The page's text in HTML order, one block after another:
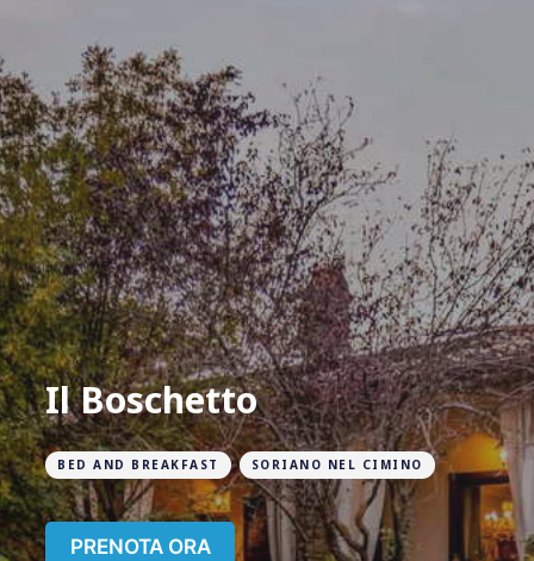
Il Boschetto
BED AND BREAKFAST SORIANO NEL CIMINO
PRENOTA ORA